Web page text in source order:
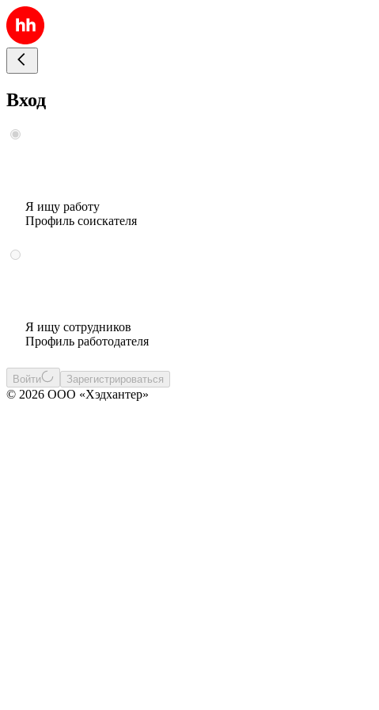
Вход
Я ищу работу
Профиль соискателя
Я ищу сотрудников
Профиль работодателя
Войти Зарегистрироваться
© 2026 ООО «Хэдхантер»